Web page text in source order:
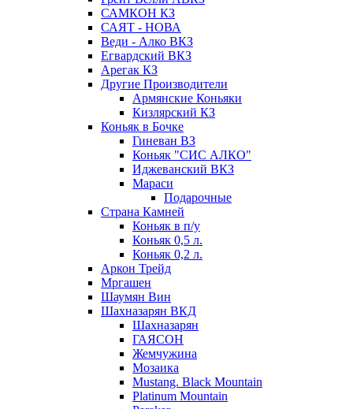
САМКОН КЗ
САЯТ - НОВА
Веди - Алко ВКЗ
Егвардский ВКЗ
Арегак КЗ
Другие Производители
Армянские Коньяки
Кизлярский КЗ
Коньяк в Бочке
Гиневан ВЗ
Коньяк "СИС АЛКО"
Иджеванский ВКЗ
Мараси
Подарочные
Страна Камней
Коньяк в п/у
Коньяк 0,5 л.
Коньяк 0,2 л.
Аркон Трейд
Мргашен
Шаумян Вин
Шахназарян ВКД
Шахназарян
ГАЯСОН
Жемчужина
Мозаика
Mustang. Black Mountain
Platinum Mountain